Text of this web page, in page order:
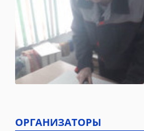
ОРГАНИЗАТОРЫ